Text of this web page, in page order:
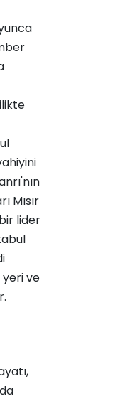
Mısır
lider
yeri ve